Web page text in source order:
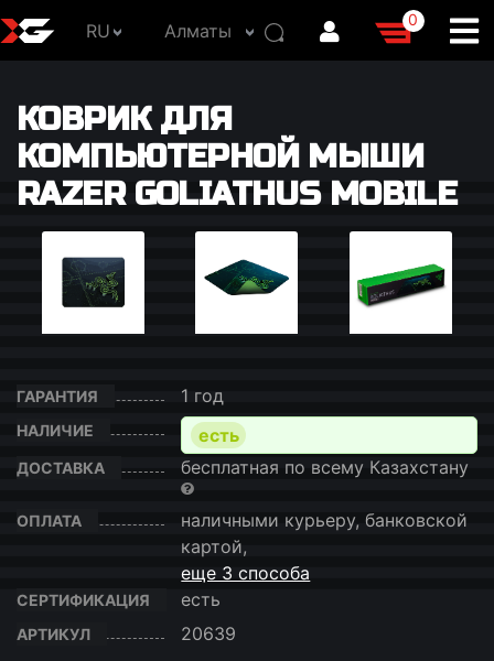
RU Алматы
0
КОВРИК ДЛЯ
КОМПЬЮТЕРНОЙ МЫШИ
RAZER GOLIATHUS MOBILE
ГАРАНТИЯ 1 год
НАЛИЧИЕ есть
ДОСТАВКА бесплатная по всему Казахстану
ОПЛАТА
наличными курьеру, банковской
картой,
еще 3 способа
СЕРТИФИКАЦИЯ есть
АРТИКУЛ 20639